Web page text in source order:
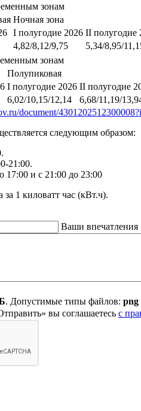
зонам
Ночная зона
I полугодие 2026 II полугодие
4,82/8,12/9,75
5,34/8,95/
зонам
Полупиковая
I полугодие 2026 II полугодие
6,02/10,15/12,14 6,68/11,19/
document/
следующим образом:
21:00.
17:00 и с 21:00 до 23:00
за 1 киловатт час (кВт.ч).
Ваши впечатления
. Допустимые типы файлов: png
вы соглашаетесь с